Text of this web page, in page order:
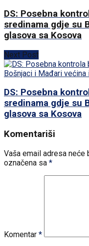
DS: Posebna
sredinama gdje su
glasova sa Kosova
Next Post
DS: Posebna
sredinama gdje su
glasova sa Kosova
Komentariši
Vaša email adresa neće
označena sa *
Komentar *